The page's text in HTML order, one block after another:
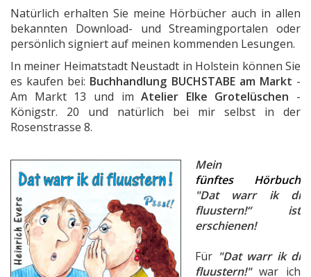
Natürlich erhalten Sie meine Hörbücher auch in allen
bekannten Download- und Streamingportalen oder
persönlich signiert auf meinen kommenden Lesungen.
In meiner Heimatstadt Neustadt in Holstein können Sie
es kaufen bei: Buchhandlung BUCHSTABE am Markt -
Am Markt 13 und imAtelier Elke Grotelüschen -
Königstr. 20 und natürlich bei mir selbst in der
Rosenstrasse 8.
Mein
fünftes Hörbuch
"Dat warr ik di
fluustern!“ ist
erschienen!
Für "Dat warr ik di
fluustern!"war ich